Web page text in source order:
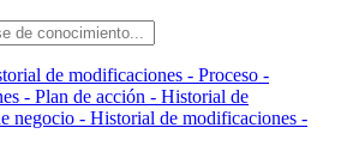
de modificaciones - Proceso -
- Plan de acción - Historial de
negocio - Historial de modificaciones -